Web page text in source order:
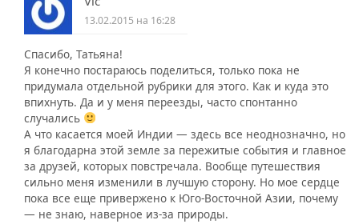
13.02.2015 на 16:28
Спасибо, Татьяна!
Я конечно постараюсь поделиться, только пока не
придумала отдельной рубрики для этого. Как и куда это
впихнуть. Да и у меня переезды, часто спонтанно
случались
А что касается моей Индии — здесь все неоднозначно, но
я благодарна этой земле за пережитые события и главное
за друзей, которых повстречала. Вообще путешествия
сильно меня изменили в лучшую сторону. Но мое сердце
пока все еще привержено к Юго-Восточной Азии, почему
— не знаю, наверное из-за природы.